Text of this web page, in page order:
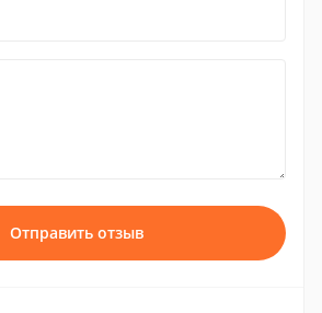
Отправить отзыв